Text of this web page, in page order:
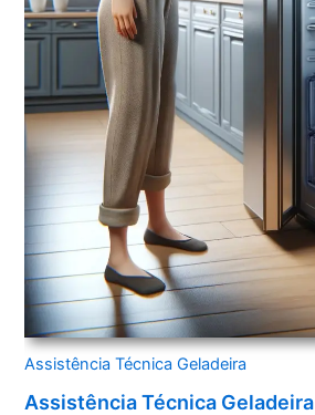
Assistência Técnica Geladeira
Assistência Técnica Geladeira